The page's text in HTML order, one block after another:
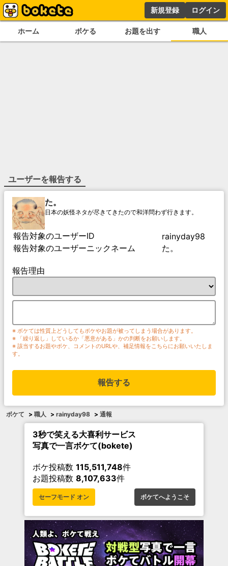
新規登録 ログイン
ホーム ボケる お題を出す 職人
ユーザーを報告する
た。
日本の妖怪ネタが尽きてきたので和洋問わず行きます。
報告対象のユーザーID
rainyday98
報告対象のユーザーニックネーム
た。
報告理由
※ ボケては性質上どうしてもボケやお題が被ってしまう場合があります。
※ 「繰り返し」しているか「悪意がある」かの判断をお願いします。
※ 該当するお題やボケ、コメントのURLや、補足情報をこちらにお願いいたしま
す。
報告する
ボケて > 職人 > rainyday98 > 通報
3秒で笑える大喜利サービス
写真で一言ボケて(bokete)
ボケ投稿数 115,511,748件
お題投稿数 8,107,633件
セーフモード オン ボケてへようこそ